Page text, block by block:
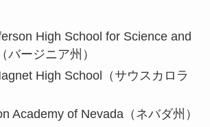
High School for Science and
バージニア州）
High School（サウスカロラ
Academy of Nevada（ネバダ州）